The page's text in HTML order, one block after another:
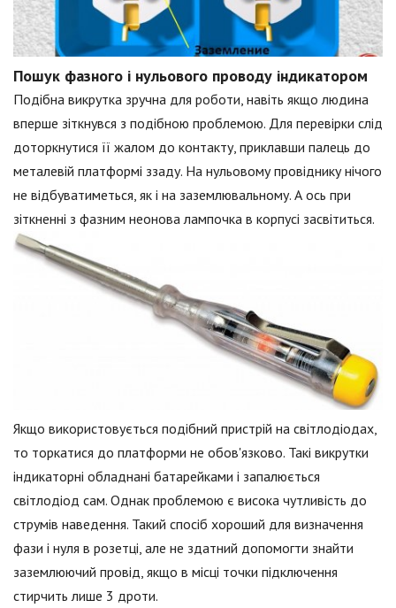
Пошук фазного і нульового проводу індикатором
Подібна викрутка зручна для роботи, навіть якщо людина
вперше зіткнувся з подібною проблемою. Для перевірки слід
доторкнутися її жалом до контакту, приклавши палець до
металевій платформі ззаду. На нульовому провіднику нічого
не відбуватиметься, як і на заземлювальному. А ось при
зіткненні з фазним неонова лампочка в корпусі засвітиться.
Якщо використовується подібний пристрій на світлодіодах,
то торкатися до платформи не обов'язково. Такі викрутки
індикаторні обладнані батарейками і запалюється
світлодіод сам. Однак проблемою є висока чутливість до
струмів наведення. Такий спосіб хороший для визначення
фази і нуля в розетці, але не здатний допомогти знайти
заземлюючий провід, якщо в місці точки підключення
стирчить лише 3 дроти.